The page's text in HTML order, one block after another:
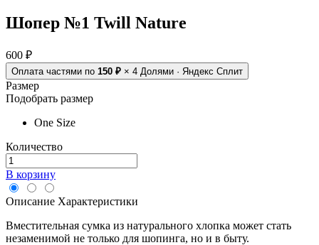
Шопер №1 Twill Nature
600 ₽
Оплата частями по 150 ₽ × 4 Долями · Яндекс Сплит
Размер
Подобрать размер
One Size
Количество
В корзину
Описание Характеристики
Вместительная сумка из натурального хлопка может стать
незаменимой не только для шопинга, но и в быту.